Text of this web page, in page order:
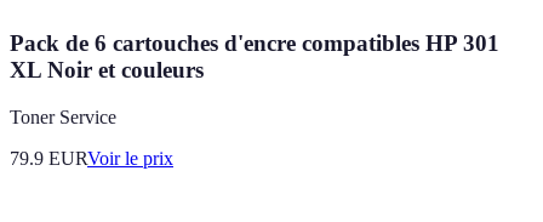
Pack de 6 cartouches d'encre compatibles HP 301
XL Noir et couleurs
Toner Service
79.9 EURVoir le prix